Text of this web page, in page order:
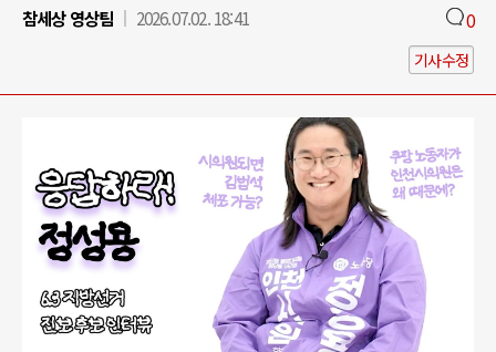
참세상 영상팀
2026.07.02. 18:41 0
기사수정